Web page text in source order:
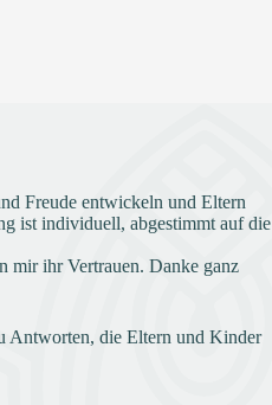
Freude entwickeln und Eltern
ist individuell, abgestimmt auf die
mir ihr Vertrauen. Danke ganz
Antworten, die Eltern und Kinder